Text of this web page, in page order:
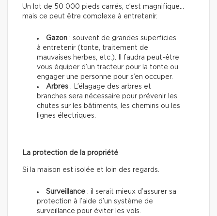
Un lot de 50 000 pieds carrés, c’est magnifique…
mais ce peut être complexe à entretenir.
Gazon : souvent de grandes superficies
à entretenir (tonte, traitement de
mauvaises herbes, etc.). Il faudra peut-être
vous équiper d’un tracteur pour la tonte ou
engager une personne pour s’en occuper.
Arbres : L’élagage des arbres et
branches sera nécessaire pour prévenir les
chutes sur les bâtiments, les chemins ou les
lignes électriques.
La protection de la propriété
Si la maison est isolée et loin des regards.
Surveillance : il serait mieux d’assurer sa
protection à l’aide d’un système de
surveillance pour éviter les vols.